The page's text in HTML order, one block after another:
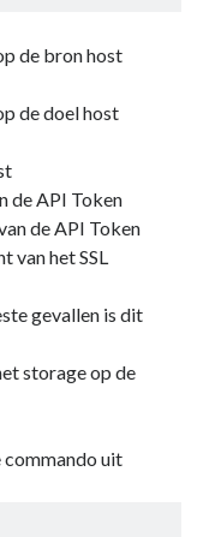
de bron host
de doel host
de API Token
de API Token
van het SSL
gevallen is dit
storage op de
commando uit